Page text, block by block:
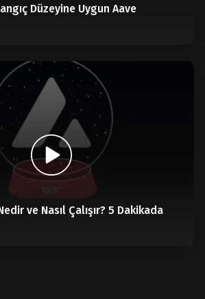
Düzeyine Uygun Aave
ve Nasıl Çalışır? 5 Dakikada